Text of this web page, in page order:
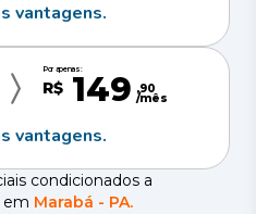
vantagens.
Por apenas:
R$ 149 ,90
/mês
vantagens.
condicionados a
em Marabá - PA.